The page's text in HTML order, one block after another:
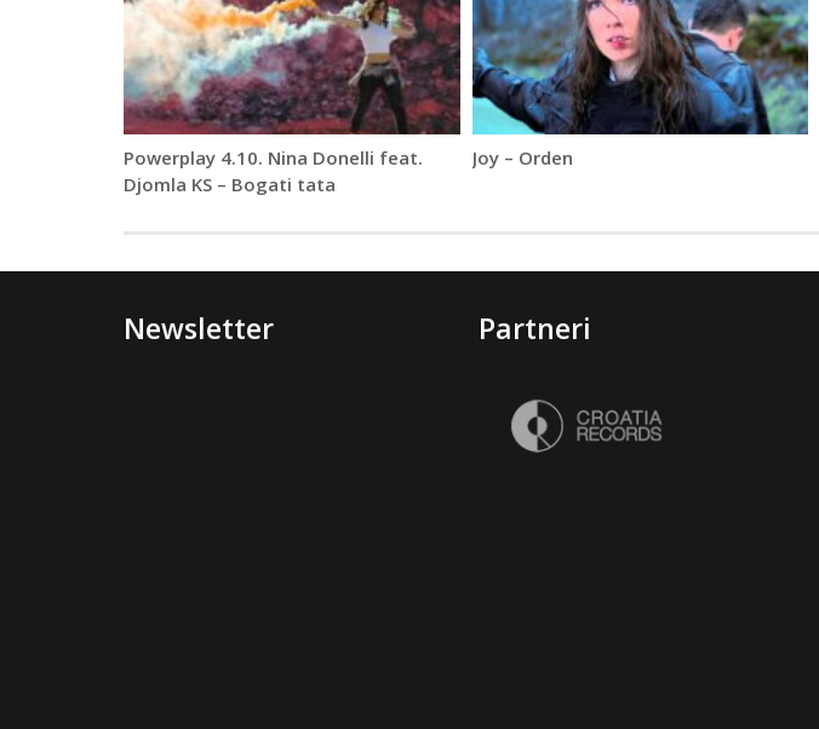
Powerplay 4.10. Nina Donelli feat.
Djomla KS – Bogati tata
Joy – Orden
Newsletter Partneri